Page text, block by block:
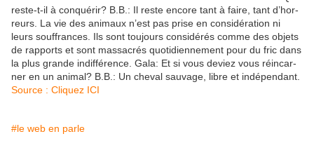
reste-t-il à conqué­rir? B.B.: Il reste encore tant à faire, tant d’hor­
reurs. La vie des animaux n’est pas prise en consi­dé­ra­tion ni
leurs souf­frances. Ils sont toujours consi­dé­rés comme des objets
de rapports et sont massa­crés quoti­dien­ne­ment pour du fric dans
la plus grande indif­fé­rence. Gala: Et si vous deviez vous réin­car­
ner en un animal? B.B.: Un cheval sauvage, libre et indé­pen­dant.
Source : Cliquez ICI
#le web en parle